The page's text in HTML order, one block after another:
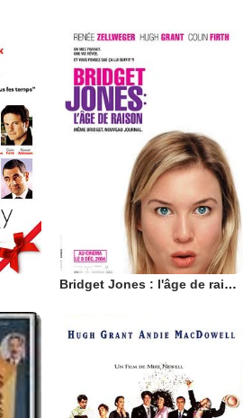
Bridget Jones : l'âge de raison